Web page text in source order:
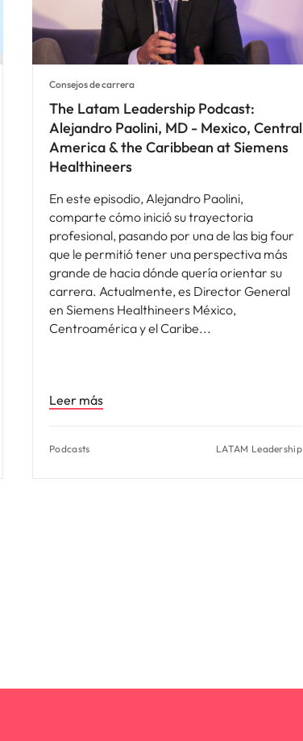
Consejos de carrera
The Latam Leadership Podcast:
Alejandro Paolini, MD - Mexico, Central
America & the Caribbean at Siemens
Healthineers
En este episodio, Alejandro Paolini,
comparte cómo inició su trayectoria
profesional, pasando por una de las big four
que le permitió tener una perspectiva más
grande de hacia dónde quería orientar su
carrera. Actualmente, es Director General
en Siemens Healthineers México,
Centroamérica y el Caribe
Leer más
Podcasts LATAM Leadership